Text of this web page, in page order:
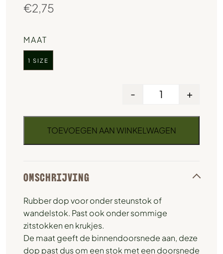
€2,75
MAAT
1 SIZE
- +
TOEVOEGEN AAN WINKELWAGEN
OMSCHRIJVING
Rubber dop voor onder steunstok of
wandelstok. Past ook onder sommige
zitstokken en krukjes.
De maat geeft de binnendoorsnede aan, deze
dop past dus om een stok met een doorsnede